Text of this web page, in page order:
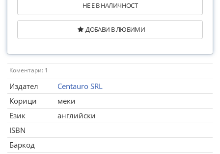
НЕ Е В НАЛИЧНОСТ
ДОБАВИ В ЛЮБИМИ
Коментари: 1
Издател
Centauro SRL
Корици
меки
Език
английски
ISBN
Баркод